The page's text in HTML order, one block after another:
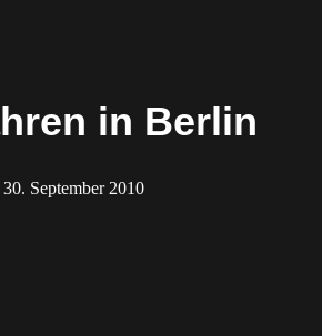
in Berlin
30. September 2010